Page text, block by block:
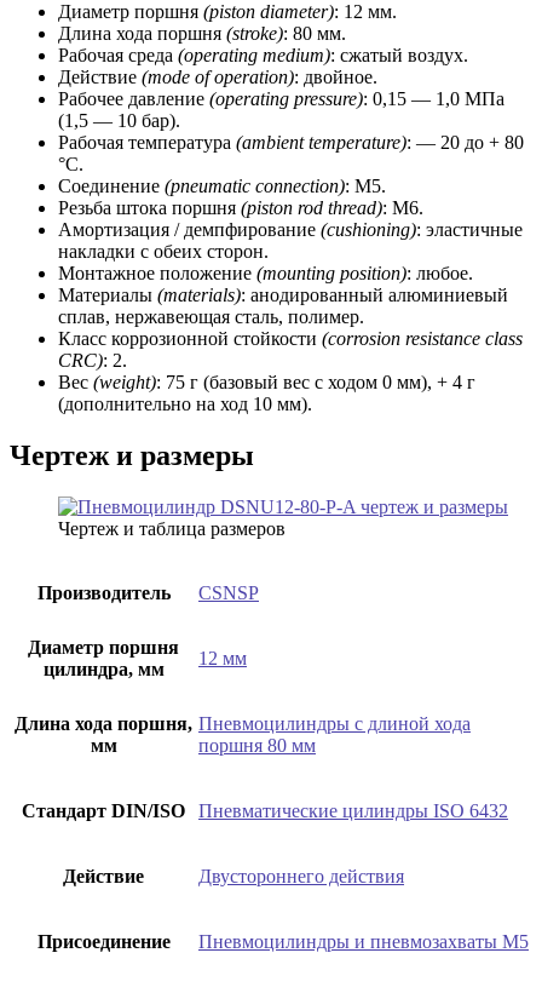
Диаметр поршня (piston diameter): 12 мм.
Длина хода поршня (stroke): 80 мм.
Рабочая среда (operating medium): сжатый воздух.
Действие (mode of operation): двойное.
Рабочее давление (operating pressure): 0,15 — 1,0 МПа
(1,5 — 10 бар).
Рабочая температура (ambient temperature): — 20 до + 80
°C.
Соединение (pneumatic connection): М5.
Резьба штока поршня (piston rod thread): М6.
Амортизация / демпфирование (cushioning): эластичные
накладки с обеих сторон.
Монтажное положение (mounting position): любое.
Материалы (materials): анодированный алюминиевый
сплав, нержавеющая сталь, полимер.
Класс коррозионной стойкости (corrosion resistance class
CRC): 2.
Вес (weight): 75 г (базовый вес с ходом 0 мм), + 4 г
(дополнительно на ход 10 мм).
Чертеж и размеры
Чертеж и таблица размеров
Производитель CSNSP
Диаметр поршня
цилиндра, мм
12 мм
Длина хода поршня,
мм
Пневмоцилиндры с длиной хода
поршня 80 мм
Стандарт DIN/ISO Пневматические цилиндры ISO 6432
Действие Двустороннего действия
Присоединение Пневмоцилиндры и пневмозахваты М5